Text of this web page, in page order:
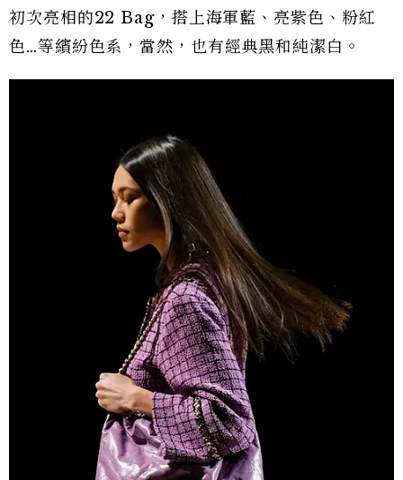
初次亮相的22 Bag，搭上海軍藍、亮紫色、粉紅
色…等繽紛色系，當然，也有經典黑和純潔白。